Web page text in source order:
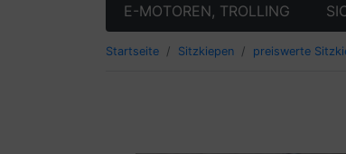
E-MOTOREN, TROLLING
Startseite Sitzkiepen preiswerte